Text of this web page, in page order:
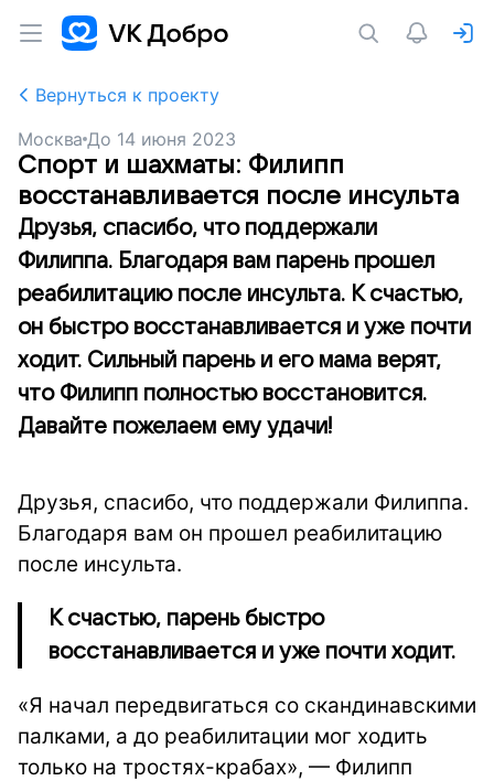
Вернуться к проекту
Москва До 14 июня 2023
Спорт и шахматы: Филипп
восстанавливается после инсульта
Друзья, спасибо, что поддержали
Филиппа. Благодаря вам парень прошел
реабилитацию после инсульта. К счастью,
он быстро восстанавливается и уже почти
ходит. Сильный парень и его мама верят,
что Филипп полностью восстановится.
Давайте пожелаем ему удачи!
Друзья, спасибо, что поддержали Филиппа.
Благодаря вам он прошел реабилитацию
после инсульта.
К счастью, парень быстро
восстанавливается и уже почти ходит.
«Я начал передвигаться со скандинавскими
палками, а до реабилитации мог ходить
только на тростях-крабах», — Филипп